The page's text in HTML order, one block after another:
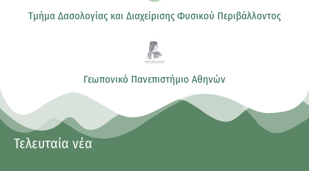
Τμήμα Δασολογίας και Διαχείρισης Φυσικού Περιβάλλοντος
Γεωπονικό Πανεπιστήμιο Αθηνών
Τελευταία νέα